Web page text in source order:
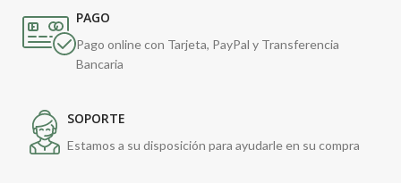
PAGO
Pago online con Tarjeta, PayPal y Transferencia
Bancaria
SOPORTE
Estamos a su disposición para ayudarle en su compra